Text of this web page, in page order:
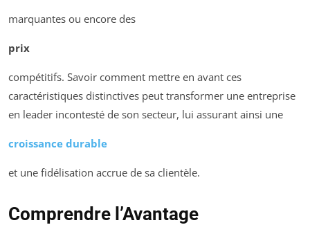
marquantes ou encore des
prix
compétitifs. Savoir comment mettre en avant ces
caractéristiques distinctives peut transformer une entreprise
en leader incontesté de son secteur, lui assurant ainsi une
croissance durable
et une fidélisation accrue de sa clientèle.
Comprendre l’Avantage